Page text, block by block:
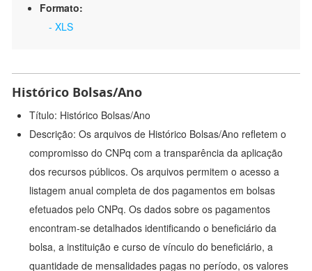
Formato:
- XLS
Histórico Bolsas/Ano
Título: Histórico Bolsas/Ano
Descrição: Os arquivos de Histórico Bolsas/Ano refletem o
compromisso do CNPq com a transparência da aplicação
dos recursos públicos. Os arquivos permitem o acesso a
listagem anual completa de dos pagamentos em bolsas
efetuados pelo CNPq. Os dados sobre os pagamentos
encontram-se detalhados identificando o beneficiário da
bolsa, a instituição e curso de vínculo do beneficiário, a
quantidade de mensalidades pagas no período, os valores